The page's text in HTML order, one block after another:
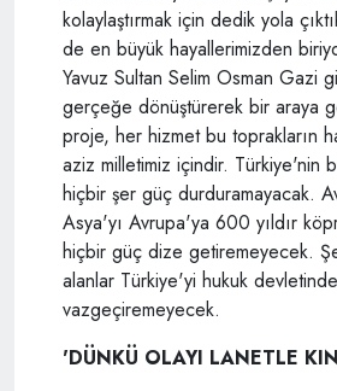
kolaylaştırmak için dedik yola
de en büyük hayallerimizden
Yavuz Sultan Selim Osman Gazi
gerçeğe dönüştürerek bir araya
proje, her hizmet bu toprakların
aziz milletimiz içindir. Türkiye'nin
hiçbir şer güç durduramayacak.
Asya'yı Avrupa'ya 600 yıldır
hiçbir güç dize getiremeyecek.
alanlar Türkiye'yi hukuk
vazgeçiremeyecek.
'DÜNKÜ OLAYI LANETLE